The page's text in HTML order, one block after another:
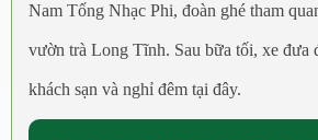
Nam Tống Nhạc Phi, đoàn ghé tham
vườn trà Long Tĩnh. Sau bữa tối, xe đưa
khách sạn và nghỉ đêm tại đây.